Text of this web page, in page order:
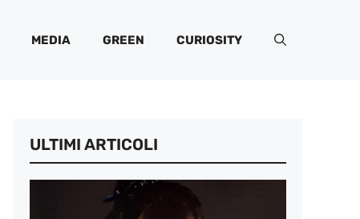
MEDIA GREEN CURIOSITY
ULTIMI ARTICOLI